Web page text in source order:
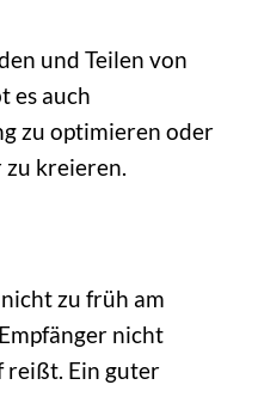
und Teilen von
es auch
zu optimieren oder
zu kreieren.
zu früh am
nicht
reißt. Ein guter